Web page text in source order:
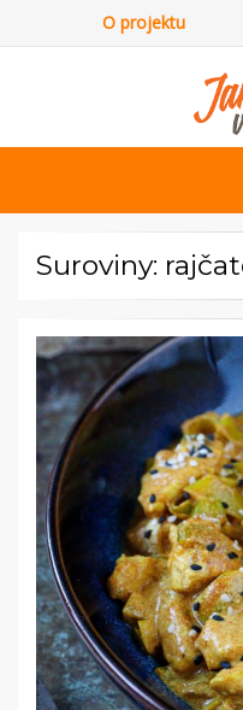
O projektu
Suroviny: